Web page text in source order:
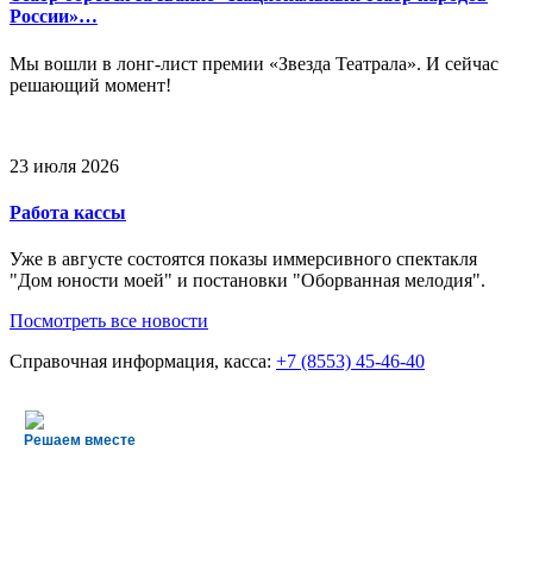
России»…
Мы вошли в лонг-лист премии «Звезда Театрала». И сейчас
решающий момент!
23 июля 2026
Работа кассы
Уже в августе состоятся показы иммерсивного спектакля
"Дом юности моей" и постановки "Оборванная мелодия".
Посмотреть все новости
Справочная информация, касса: +7 (8553) 45-46-40
Решаем вместе